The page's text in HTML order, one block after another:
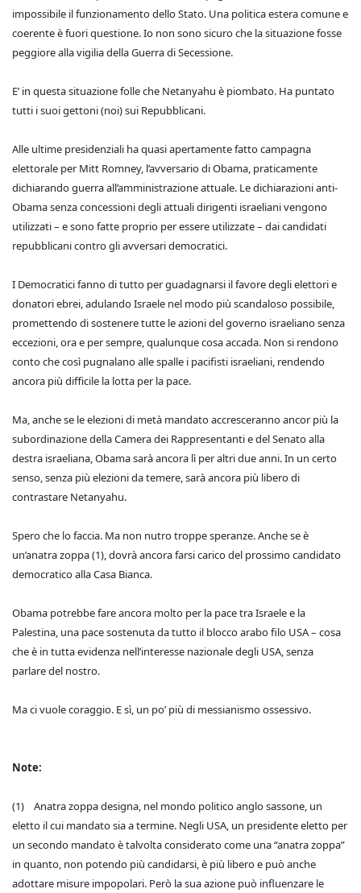
impossibile il funzionamento dello Stato. Una politica estera comune e
coerente è fuori questione. Io non sono sicuro che la situazione fosse
peggiore alla vigilia della Guerra di Secessione.
E’ in questa situazione folle che Netanyahu è piombato. Ha puntato
tutti i suoi gettoni (noi) sui Repubblicani.
Alle ultime presidenziali ha quasi apertamente fatto campagna
elettorale per Mitt Romney, l’avversario di Obama, praticamente
dichiarando guerra all’amministrazione attuale. Le dichiarazioni anti-
Obama senza concessioni degli attuali dirigenti israeliani vengono
utilizzati – e sono fatte proprio per essere utilizzate – dai candidati
repubblicani contro gli avversari democratici.
I Democratici fanno di tutto per guadagnarsi il favore degli elettori e
donatori ebrei, adulando Israele nel modo più scandaloso possibile,
promettendo di sostenere tutte le azioni del governo israeliano senza
eccezioni, ora e per sempre, qualunque cosa accada. Non si rendono
conto che così pugnalano alle spalle i pacifisti israeliani, rendendo
ancora più difficile la lotta per la pace.
Ma, anche se le elezioni di metà mandato accresceranno ancor più la
subordinazione della Camera dei Rappresentanti e del Senato alla
destra israeliana, Obama sarà ancora lì per altri due anni. In un certo
senso, senza più elezioni da temere, sarà ancora più libero di
contrastare Netanyahu.
Spero che lo faccia. Ma non nutro troppe speranze. Anche se è
un’anatra zoppa (1), dovrà ancora farsi carico del prossimo candidato
democratico alla Casa Bianca.
Obama potrebbe fare ancora molto per la pace tra Israele e la
Palestina, una pace sostenuta da tutto il blocco arabo filo USA – cosa
che è in tutta evidenza nell’interesse nazionale degli USA, senza
parlare del nostro.
Ma ci vuole coraggio. E sì, un po’ più di messianismo ossessivo.
Note:
(1) Anatra zoppa designa, nel mondo politico anglo sassone, un
eletto il cui mandato sia a termine. Negli USA, un presidente eletto per
un secondo mandato è talvolta considerato come una “anatra zoppa”
in quanto, non potendo più candidarsi, è più libero e può anche
adottare misure impopolari. Però la sua azione può influenzare le